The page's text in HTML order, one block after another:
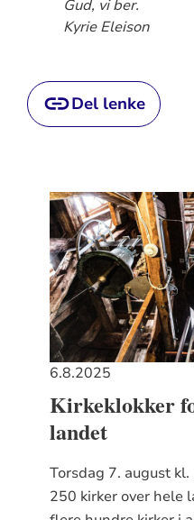
Gud, vi ber.
Kyrie Eleison
Del lenke
6.8.2025
Kirkeklokker
landet
Torsdag 7. august
250 kirker over hele